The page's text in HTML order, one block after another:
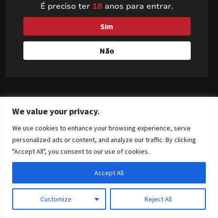
We value your privacy.
We use cookies to enhance your browsing experience, serve
personalized ads or content, and analyze our traffic. By clicking
"Accept All", you consent to our use of cookies.
Customize Reject All
Accept All
something amazing
— check back soon!
É preciso ter 18 anos para entrar.
Sim
Não